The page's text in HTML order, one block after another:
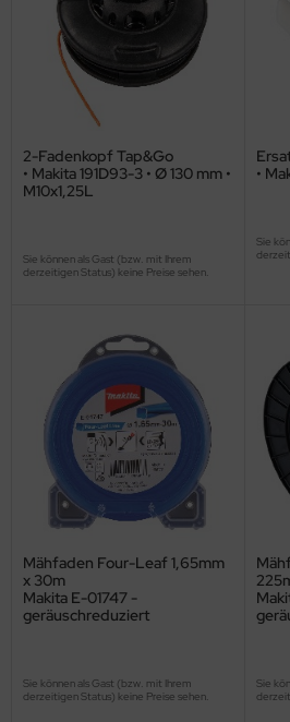
2-Fadenkopf Tap&Go
• Makita 191D93-3 • Ø 130 mm •
M10x1,25L
Sie können als Gast (bzw. mit Ihrem
derzeitigen Status) keine Preise sehen.
•
Sie
Mähfaden Four-Leaf 1,65mm
x 30m
Makita E-01747 -
geräuschreduziert
Sie können als Gast (bzw. mit Ihrem
derzeitigen Status) keine Preise sehen.
Sie